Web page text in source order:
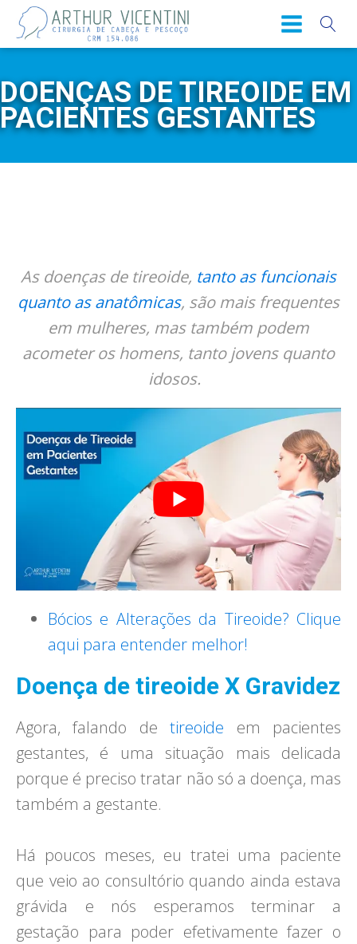
DOENÇAS DE TIREOIDE EM
PACIENTES GESTANTES
As doenças de tireoide, tanto as funcionais
quanto as anatômicas, são mais frequentes
em mulheres, mas também podem
acometer os homens, tanto jovens quanto
idosos.
Bócios e Alterações da Tireoide? Clique
aqui para entender melhor!
Doença de tireoide X Gravidez
Agora, falando detireoide em pacientes
gestantes, é uma situação mais delicada
porque é preciso tratar não só a doença, mas
também a gestante.
Há poucos meses, eu tratei uma paciente
que veio ao consultório quando ainda estava
grávida e nós esperamos terminar a
gestação para poder efetivamente fazer o